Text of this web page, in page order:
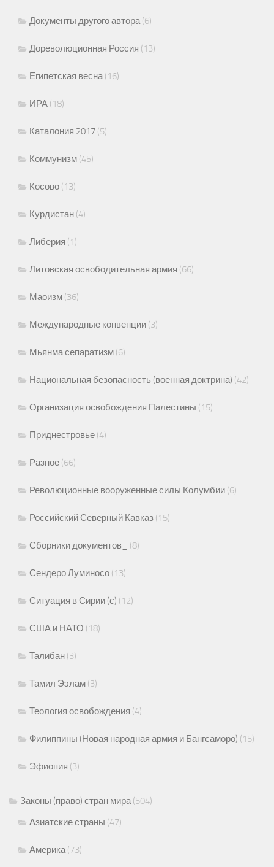
Документы другого автора(6)
Дореволюционная Россия (13)
Египетская весна(16)
ИРА (18)
Каталония 2017 (5)
Коммунизм (45)
Косово (13)
Курдистан (4)
Либерия (1)
Литовская освободительная армия (66)
Маоизм (36)
Международные конвенции (3)
Мьянма сепаратизм (6)
Национальная безопасность (военная доктрина) (42)
Организация освобождения Палестины (15)
Приднестровье (4)
Разное (66)
Революционные вооруженные силы Колумбии (6)
Российский Северный Кавказ (15)
Сборники документов_ (8)
Сендеро Луминосо (13)
Ситуация в Сирии (с) (12)
США и НАТО (18)
Талибан (3)
Тамил Ээлам (3)
Теология освобождения (4)
Филиппины (Новая народная армия и Бангсаморо) (15)
Эфиопия (3)
Законы (право) стран мира(504)
Азиатские страны (47)
Америка(73)